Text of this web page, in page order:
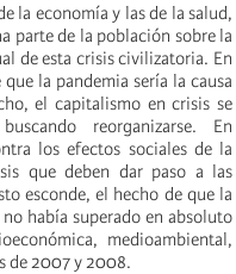
la economía y las de la salud,
parte de la población sobre la
de esta crisis civilizatoria. En
la pandemia sería la causa
el capitalismo en crisis se
reorganizarse. En
los efectos sociales de la
que deben dar paso a las
esconde, el hecho de que la
había superado en absoluto
medioambiental,
de 2007 y 2008.